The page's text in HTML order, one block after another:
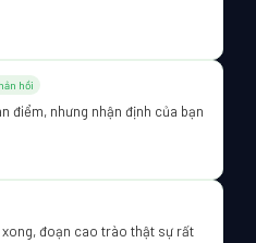
hồi
điểm, nhưng nhận định của bạn
xong, đoạn cao trào thật sự rất